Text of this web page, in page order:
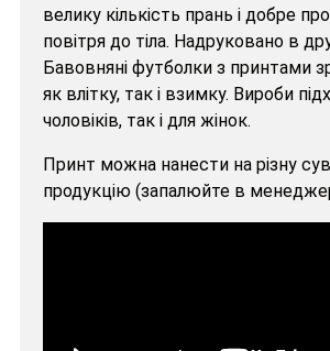
велику кількість прань і добре
повітря до тіла. Надруковано в
Бавовняні футболки з принтами
як влітку, так і взимку. Вироби
чоловіків, так і для жінок.
Принт можна нанести на різну
продукцію (запалюйте в